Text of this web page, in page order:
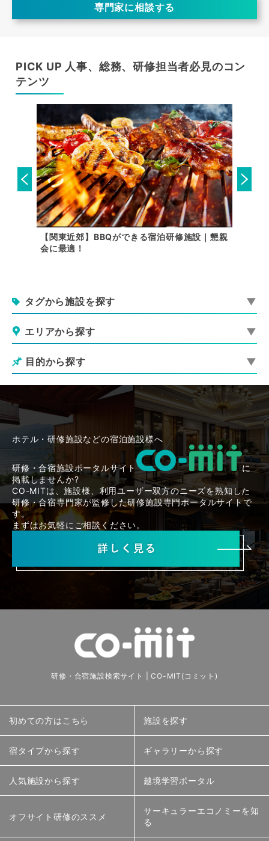
専門家に相談する
PICK UP 人事、総務、研修担当者必見のコン
テンツ
【関東近郊】BBQができる宿泊研修施設｜懇親
会に最適！
タグから施設を探す
エリアから探す
目的から探す
ホテル・研修施設などの宿泊施設様へ
研修・合宿施設ポータルサイト
に
掲載しませんか?
CO-MITは、施設様、利用ユーザー双方のニーズを熟知した
研修・合宿専門家が監修した研修施設専門ポータルサイトで
す。
まずはお気軽にご相談ください。
研修・合宿施設検索サイト | CO-MIT(コミット)
初めての方はこちら 施設を探す
宿タイプから探す ギャラリーから探す
人気施設から探す 越境学習ポータル
オフサイト研修のススメ
サーキュラーエコノミーを知
る